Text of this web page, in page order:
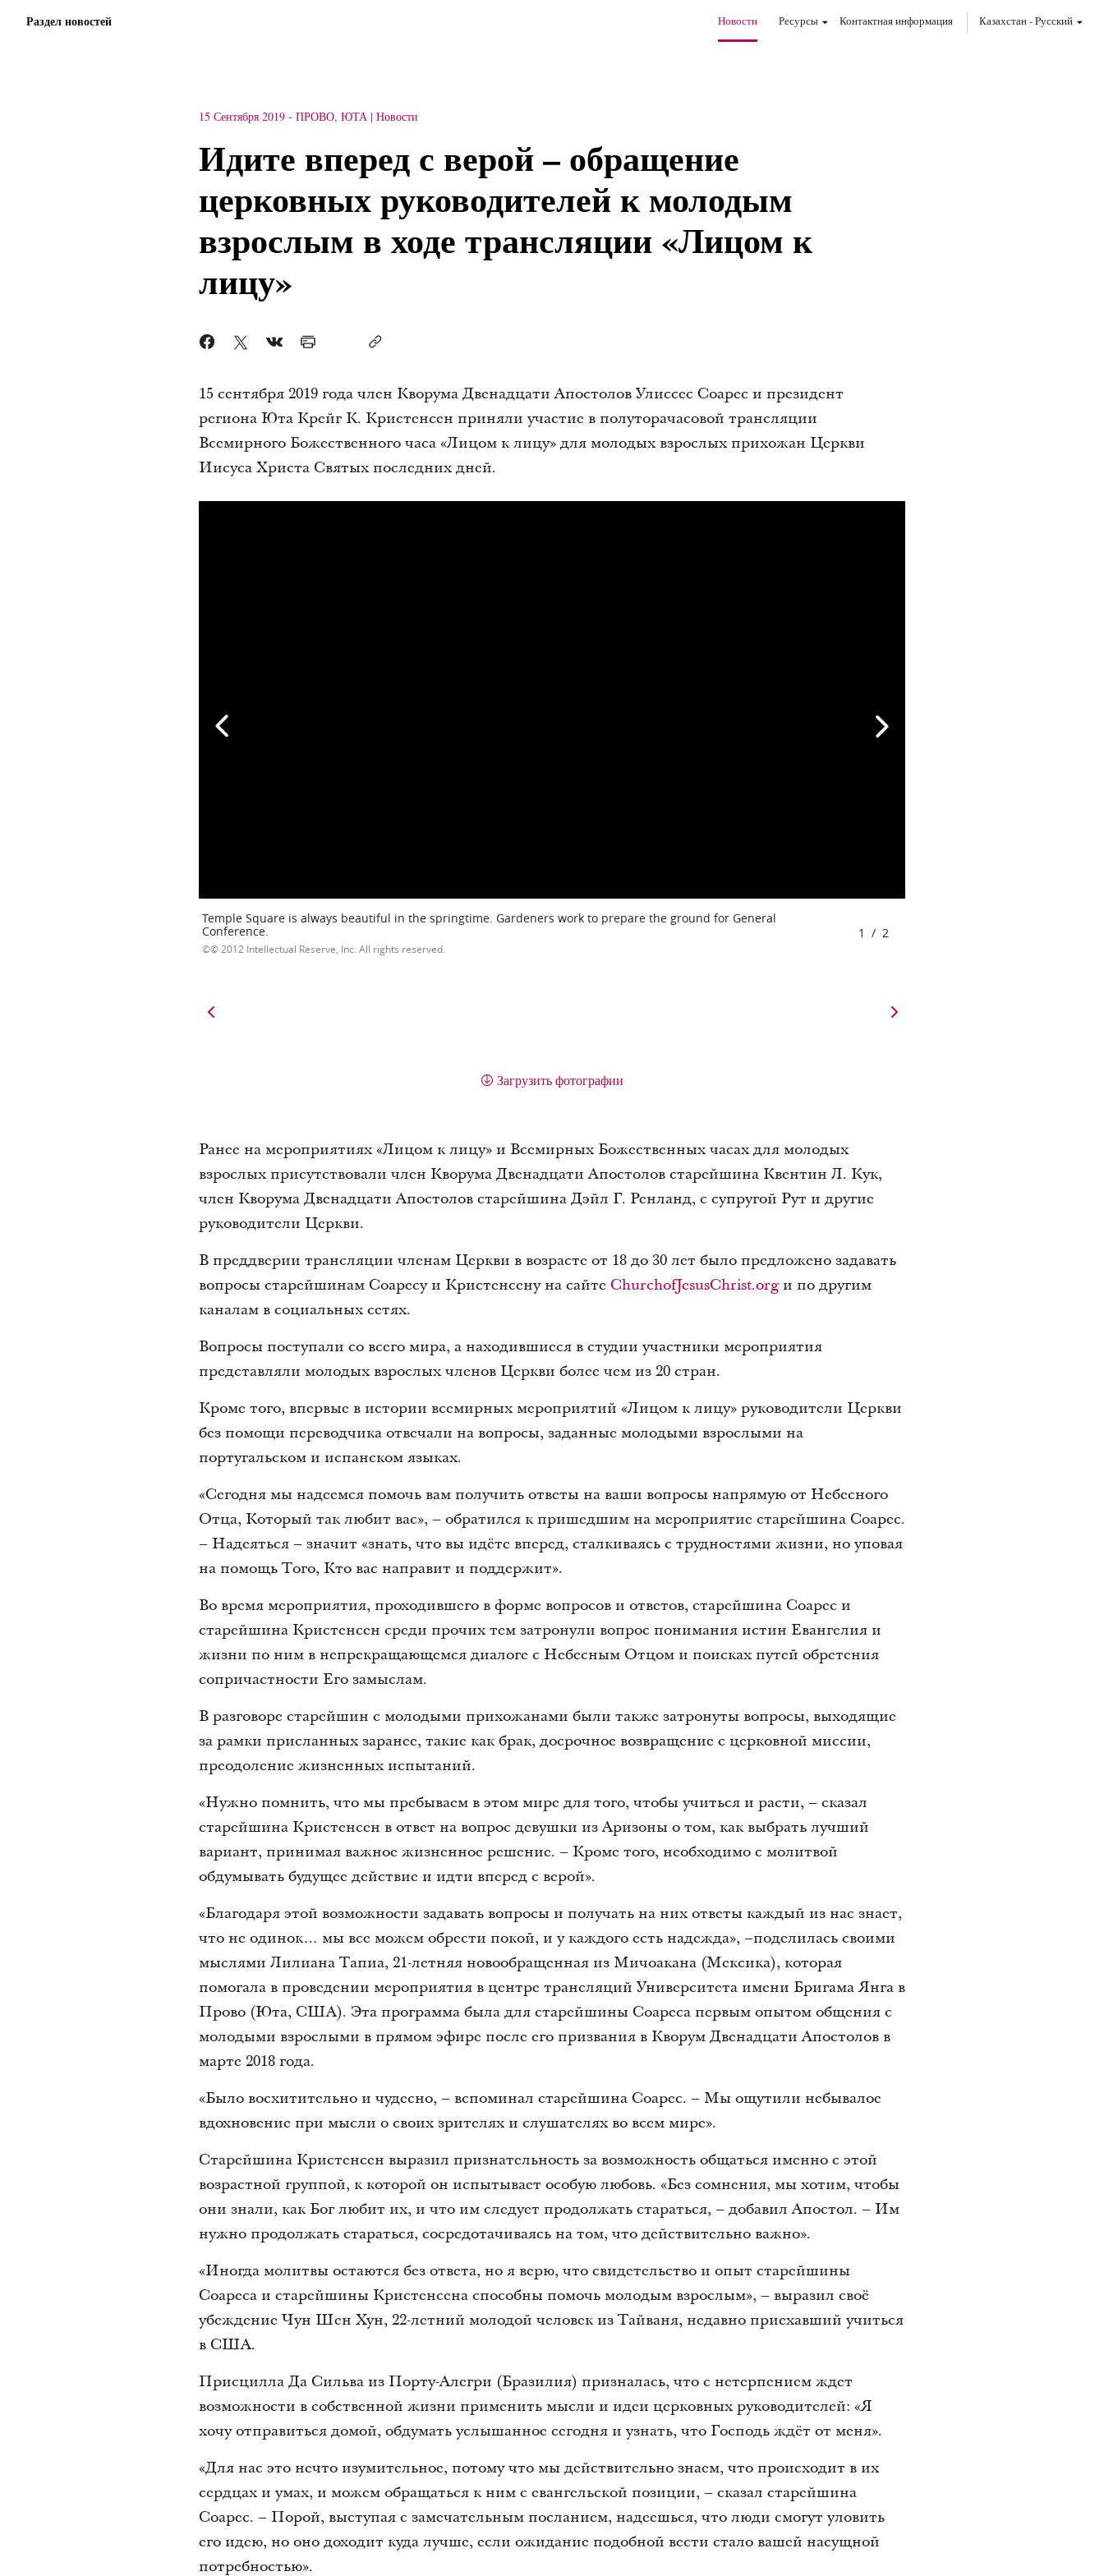
Раздел новостей Новости Ресурсы Контактная информация Казахстан-Pусский
15 Сентября 2019 - ПРОВО, ЮТА Новости
Идите вперед с верой – обращение
церковных руководителей к молодым
взрослым в ходе трансляции «Лицом к
лицу»
15 сентября 2019 года член Кворума Двенадцати Апостолов Улиссес Соарес и президент
региона Юта Крейг К. Кристенсен приняли участие в полуторачасовой трансляции
Всемирного Божественного часа «Лицом к лицу» для молодых взрослых прихожан Церкви
Иисуса Христа Святых последних дней.
Temple Square is always beautiful in the springtime. Gardeners work to prepare the ground for General
Conference.
© 2012 Intellectual Reserve, Inc. All rights reserved.
1 / 2
Загрузить фотографии
Ранее на мероприятиях «Лицом к лицу» и Всемирных Божественных часах для молодых
взрослых присутствовали член Кворума Двенадцати Апостолов старейшина Квентин Л. Кук,
член Кворума Двенадцати Апостолов старейшина Дэйл Г. Ренланд, с супругой Рут и другие
руководители Церкви.
В преддверии трансляции членам Церкви в возрасте от 18 до 30 лет было предложено задавать
вопросы старейшинам Соаресу и Кристенсену на сайте ChurchofJesusChrist.orgи по другим
каналам в социальных сетях.
Вопросы поступали со всего мира, а находившиеся в студии участники мероприятия
представляли молодых взрослых членов Церкви более чем из 20 стран.
Кроме того, впервые в истории всемирных мероприятий «Лицом к лицу» руководители Церкви
без помощи переводчика отвечали на вопросы, заданные молодыми взрослыми на
португальском и испанском языках.
«Сегодня мы надеемся помочь вам получить ответы на ваши вопросы напрямую от Небесного
Отца, Который так любит вас», – обратился к пришедшим на мероприятие старейшина Соарес.
– Надеяться – значит «знать, что вы идёте вперед, сталкиваясь с трудностями жизни, но уповая
на помощь Того, Кто вас направит и поддержит».
Во время мероприятия, проходившего в форме вопросов и ответов, старейшина Соарес и
старейшина Кристенсен среди прочих тем затронули вопрос понимания истин Евангелия и
жизни по ним в непрекращающемся диалоге с Небесным Отцом и поисках путей обретения
сопричастности Его замыслам.
В разговоре старейшин с молодыми прихожанами были также затронуты вопросы, выходящие
за рамки присланных заранее, такие как брак, досрочное возвращение с церковной миссии,
преодоление жизненных испытаний.
«Нужно помнить, что мы пребываем в этом мире для того, чтобы учиться и расти, – сказал
старейшина Кристенсен в ответ на вопрос девушки из Аризоны о том, как выбрать лучший
вариант, принимая важное жизненное решение. – Кроме того, необходимо с молитвой
обдумывать будущее действие и идти вперед с верой».
«Благодаря этой возможности задавать вопросы и получать на них ответы каждый из нас знает,
что не одинок… мы все можем обрести покой, и у каждого есть надежда», –поделилась своими
мыслями Лилиана Тапиа, 21-летняя новообращенная из Мичоакана (Мексика), которая
помогала в проведении мероприятия в центре трансляций Университета имени Бригама Янга в
Прово (Юта, США). Эта программа была для старейшины Соареса первым опытом общения с
молодыми взрослыми в прямом эфире после его призвания в Кворум Двенадцати Апостолов в
марте 2018 года.
«Было восхитительно и чудесно, – вспоминал старейшина Соарес. – Мы ощутили небывалое
вдохновение при мысли о своих зрителях и слушателях во всем мире».
Старейшина Кристенсен выразил признательность за возможность общаться именно с этой
возрастной группой, к которой он испытывает особую любовь. «Без сомнения, мы хотим, чтобы
они знали, как Бог любит их, и что им следует продолжать стараться, – добавил Апостол. – Им
нужно продолжать стараться, сосредотачиваясь на том, что действительно важно».
«Иногда молитвы остаются без ответа, но я верю, что свидетельство и опыт старейшины
Соареса и старейшины Кристенсена способны помочь молодым взрослым», – выразил своё
убеждение Чун Шен Хун, 22-летний молодой человек из Тайваня, недавно приехавший учиться
в США.
Присцилла Да Сильва из Порту-Алегри (Бразилия) призналась, что с нетерпением ждет
возможности в собственной жизни применить мысли и идеи церковных руководителей: «Я
хочу отправиться домой, обдумать услышанное сегодня и узнать, что Господь ждёт от меня».
«Для нас это нечто изумительное, потому что мы действительно знаем, что происходит в их
сердцах и умах, и можем обращаться к ним с евангельской позиции, – сказал старейшина
Соарес. – Порой, выступая с замечательным посланием, надеешься, что люди смогут уловить
его идею, но оно доходит куда лучше, если ожидание подобной вести стало вашей насущной
потребностью».